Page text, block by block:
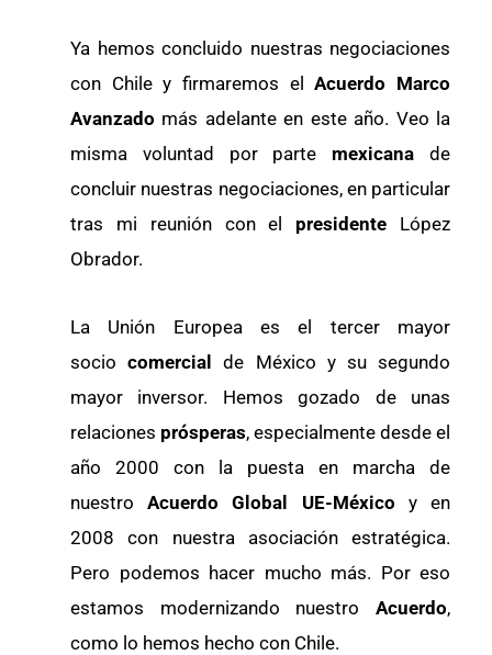
Ya hemos concluido nuestras negociaciones
con Chile y firmaremos elAcuerdo Marco
Avanzado más adelante en este año. Veo la
misma voluntad por parte mexicanade
concluir nuestras negociaciones, en particular
tras mi reunión con el presidente López
Obrador.
La Unión Europea es el tercer mayor
sociocomercialde México y su segundo
mayor inversor. Hemos gozado de unas
relaciones prósperas, especialmente desde el
año 2000 con la puesta en marcha de
nuestroAcuerdo Global UE-México y en
2008 con nuestra asociación estratégica.
Pero podemos hacer mucho más. Por eso
estamos modernizando nuestro Acuerdo,
como lo hemos hecho con Chile.